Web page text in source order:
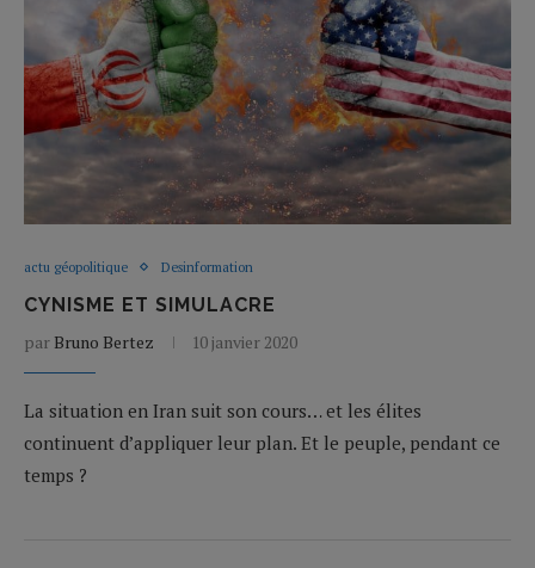
actu géopolitique Desinformation
CYNISME ET SIMULACRE
par Bruno Bertez 10 janvier 2020
La situation en Iran suit son cours… et les élites
continuent d’appliquer leur plan. Et le peuple, pendant ce
temps ?